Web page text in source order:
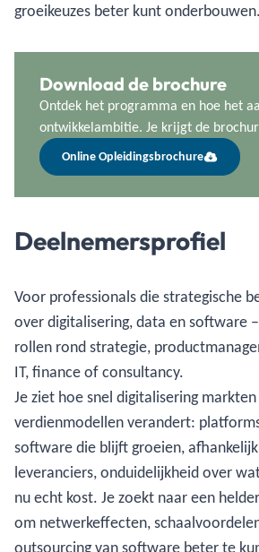
groeikeuzes beter kunt onderbouwen.
Download de brochure
Ontdek het programma en hoe het
ontwikkelambitie. Je krijgt de
Online Opleidingsbrochure
Deelnemersprofiel
Voor professionals die strategische
over digitalisering, data en software
rollen rond strategie,
IT, finance of consultancy.
Je ziet hoe snel digitalisering
verdienmodellen verandert:
software die blijft groeien,
leveranciers, onduidelijkheid over
nu echt kost. Je zoekt naar een
om netwerkeffecten,
outsourcing van software beter te